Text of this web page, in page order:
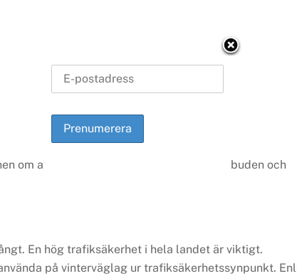
om att göra en översyn av dubbdäcksförbuden och
En hög trafiksäkerhet i hela landet är viktigt.
på vinter­väglag ur trafiksäkerhetssynpunkt.